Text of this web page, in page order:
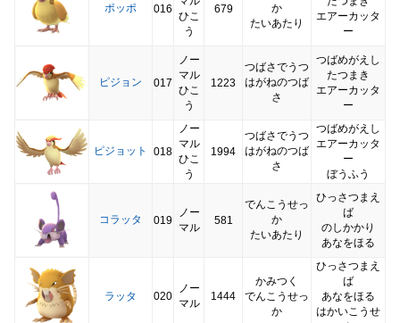
ポッポ 016
ひこ
う
679
か
たいあたり
エアーカッタ
ー
ピジョン 017
ノー
マル
ひこ
う
1223
つばさでうつ
はがねのつば
さ
つばめがえし
たつまき
エアーカッタ
ー
ピジョット 018
ノー
マル
ひこ
う
1994
つばさでうつ
はがねのつば
さ
つばめがえし
エアーカッタ
ー
ぼうふう
コラッタ 019
ノー
マル
581
でんこうせっ
か
たいあたり
ひっさつまえ
ば
のしかかり
あなをほる
ラッタ 020
ノー
マル
1444
かみつく
でんこうせっ
か
ひっさつまえ
ば
あなをほる
はかいこうせ